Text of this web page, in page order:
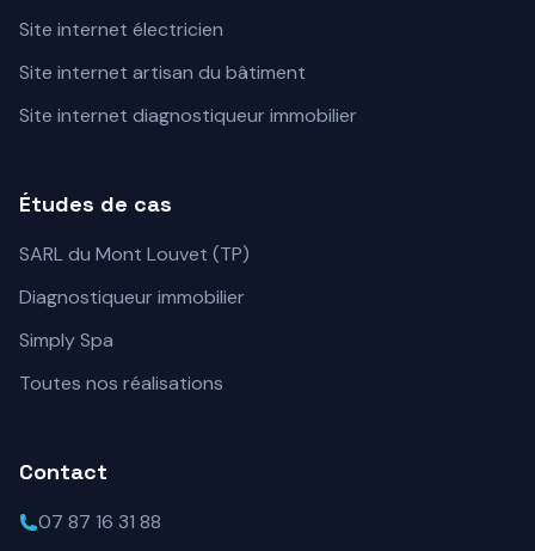
Site internet électricien
Site internet artisan du bâtiment
Site internet diagnostiqueur immobilier
Études de cas
SARL du Mont Louvet (TP)
Diagnostiqueur immobilier
Simply Spa
Toutes nos réalisations
Contact
07 87 16 31 88